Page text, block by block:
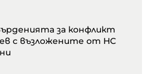
за конфликт
с възложените от НС